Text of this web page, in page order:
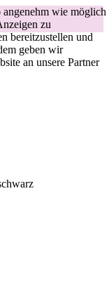
wie möglich
zu
bereitzustellen und
geben wir
an unsere Partner